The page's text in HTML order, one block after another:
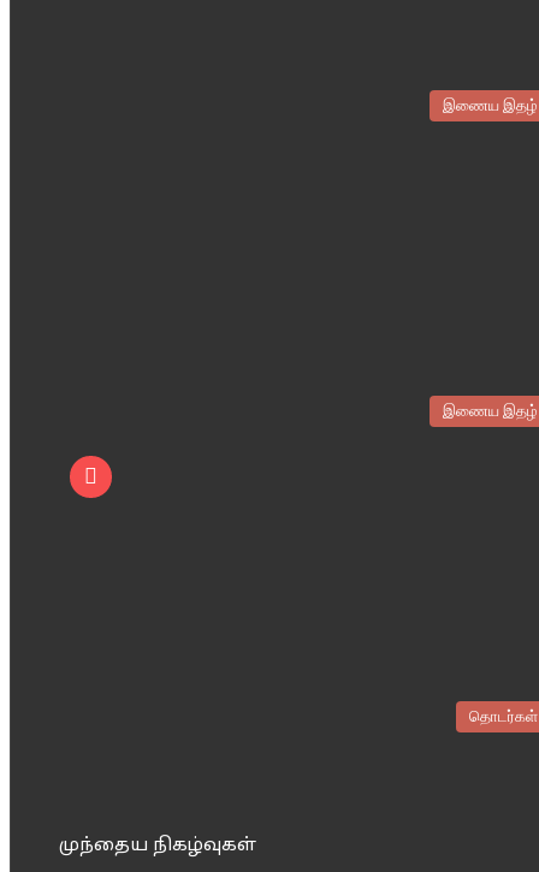
இணைய இதழ்
இணைய இதழ்
தொடர்கள்
முந்தைய நிகழ்வுகள்